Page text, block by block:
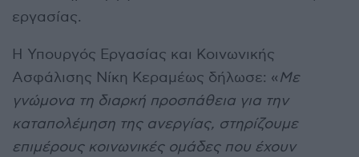
εργασίας.
Η Υπουργός Εργασίας και Κοινωνικής
Ασφάλισης Νίκη Κεραμέως δήλωσε: «Με
γνώμονα τη διαρκή προσπάθεια για την
καταπολέμηση της ανεργίας, στηρίζουμε
επιμέρους κοινωνικές ομάδες που έχουν